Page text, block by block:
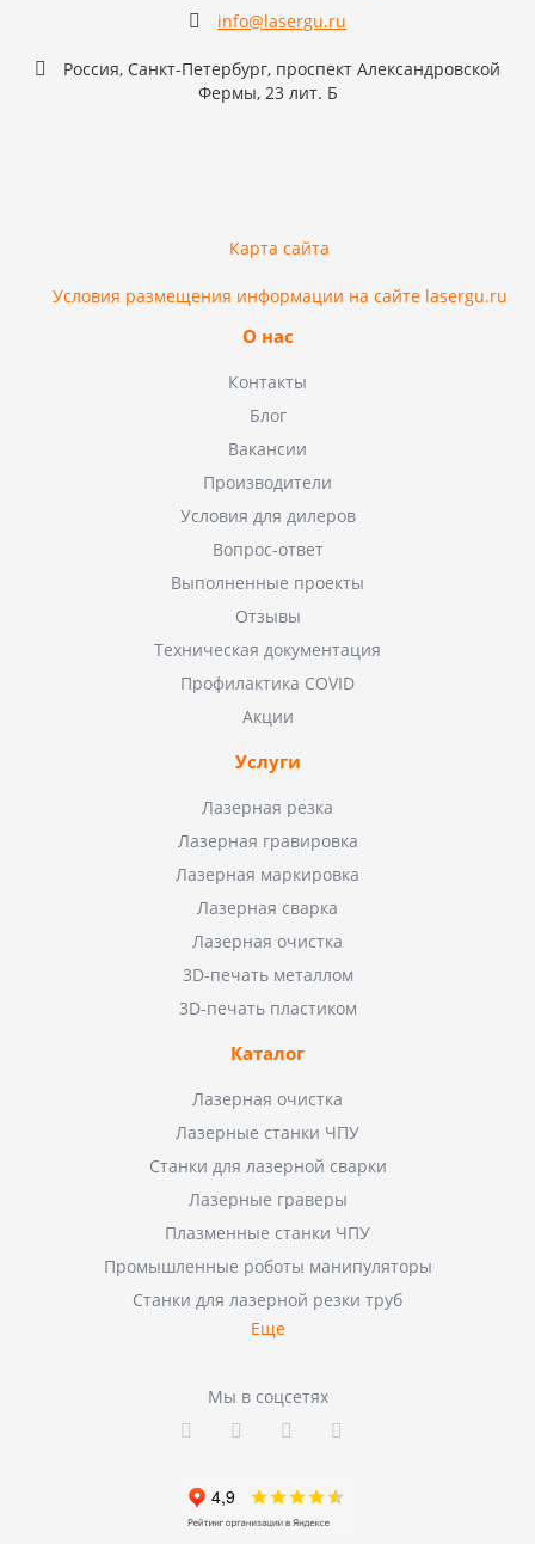
info@lasergu.ru
Россия, Санкт-Петербург, проспект Александровской
Фермы, 23 лит. Б
Карта сайта
Условия размещения информации на сайте lasergu.ru
О нас
Контакты
Блог
Вакансии
Производители
Условия для дилеров
Вопрос-ответ
Выполненные проекты
Отзывы
Техническая документация
Профилактика COVID
Акции
Услуги
Лазерная резка
Лазерная гравировка
Лазерная маркировка
Лазерная сварка
Лазерная очистка
3D-печать металлом
3D-печать пластиком
Каталог
Лазерная очистка
Лазерные станки ЧПУ
Станки для лазерной сварки
Лазерные граверы
Плазменные станки ЧПУ
Промышленные роботы манипуляторы
Станки для лазерной резки труб
Еще
Мы в соцсетях